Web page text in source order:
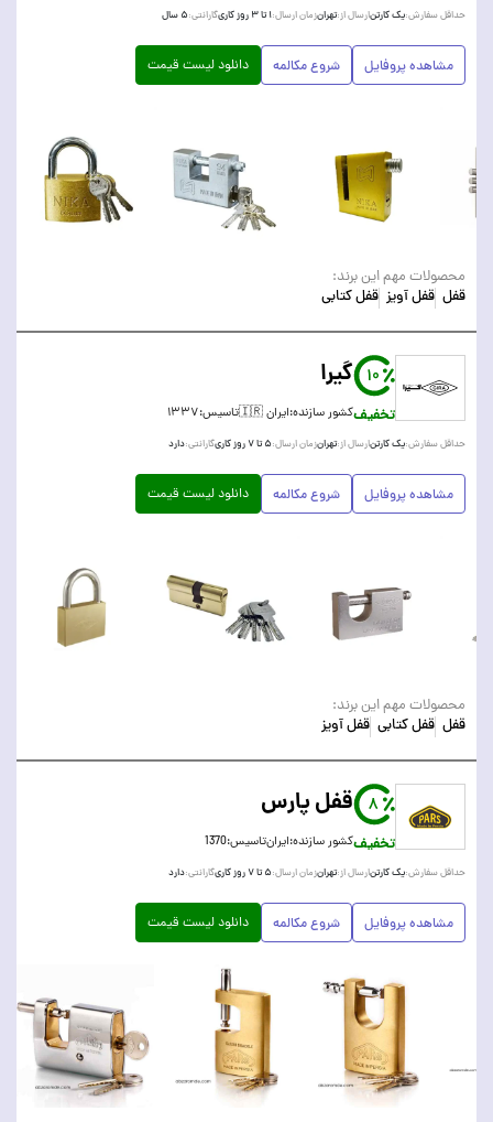
حداقل سفارش:یک کارتنارسال از:تهرانزمان ارسال:۱ تا ۳ روز کاری گارانتی:۵ سال
مشاهده پروفایل شروع مکالمه دانلود لیست قیمت
محصولات مهم این برند:
قفل قفل آویز قفل کتابی
10
تخفیف
گیرا
کشور سازنده:ایران 🇮🇷 تاسیس:۱۳۳۷
حداقل سفارش:یک کارتنارسال از:تهرانزمان ارسال:۵ تا ۷ روز کاری گارانتی:دارد
مشاهده پروفایل شروع مکالمه دانلود لیست قیمت
محصولات مهم این برند:
قفل قفل کتابی قفل آویز
8
تخفیف
قفل پارس
کشور سازنده:ایرانتاسیس:1370
حداقل سفارش:یک کارتنارسال از:تهرانزمان ارسال:۵ تا ۷ روز کاری گارانتی:دارد
مشاهده پروفایل شروع مکالمه دانلود لیست قیمت